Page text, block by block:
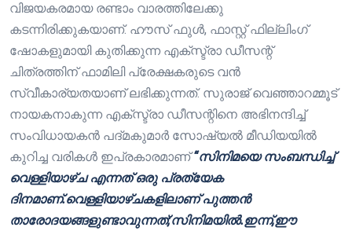
വിജയകരമായ രണ്ടാം വാരത്തിലേക്കു
കടന്നിരിക്കുകയാണ്. ഹൗസ് ഫുൾ, ഫാസ്റ്റ് ഫില്ലിംഗ്
ഷോകളുമായി കുതിക്കുന്ന എക്സ്ട്രാ ഡീസന്റ്
ചിത്രത്തിന് ഫാമിലി പ്രേക്ഷകരുടെ വൻ
സ്വീകാര്യതയാണ് ലഭിക്കുന്നത്. സുരാജ് വെഞ്ഞാറമ്മൂട്
നായകനാകുന്ന എക്സ്ട്രാ ഡീസന്റിനെ അഭിനന്ദിച്ച്
സംവിധായകൻ പദ്മകുമാർ സോഷ്യൽ മീഡിയയിൽ
കുറിച്ച വരികൾ ഇപ്രകാരമാണ്“സിനിമയെ സംബന്ധിച്ച്
വെള്ളിയാഴ്ച എന്നത് ഒരു പ്രത്യേക
ദിനമാണ്.വെള്ളിയാഴ്ചകളിലാണ് പുത്തൻ
താരോദയങ്ങളുണ്ടാവുന്നത്;സിനിമയിൽ.ഇന്ന്,ഈ